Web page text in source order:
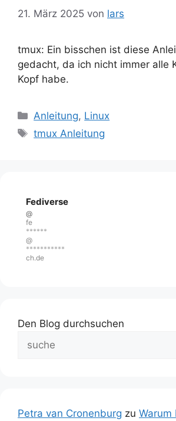
21. März 2025 von lars
tmux: Ein bisschen ist diese
gedacht, da ich nicht immer alle
Kopf habe.
Kategorien
Anleitung, Linux
Schlagwörter
tmux Anleitung
Fediverse
@
fe
******
@
***********
ch.de
Den Blog durchsuchen
Petra van Cronenburg zu Warum